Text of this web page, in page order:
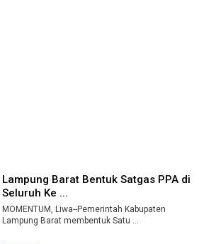
Lampung Barat Bentuk Satgas PPA di
Seluruh Ke ...
MOMENTUM, Liwa--Pemerintah Kabupaten
Lampung Barat membentuk Satu ...